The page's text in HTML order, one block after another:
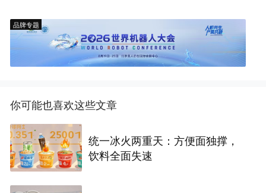
品牌专题
你可能也喜欢这些文章
统一冰火两重天：方便面独撑，
饮料全面失速